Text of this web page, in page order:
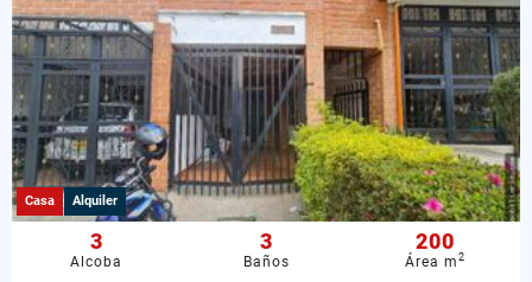
Casa Alquiler
3
Alcoba
3
Baños
200
Área m2